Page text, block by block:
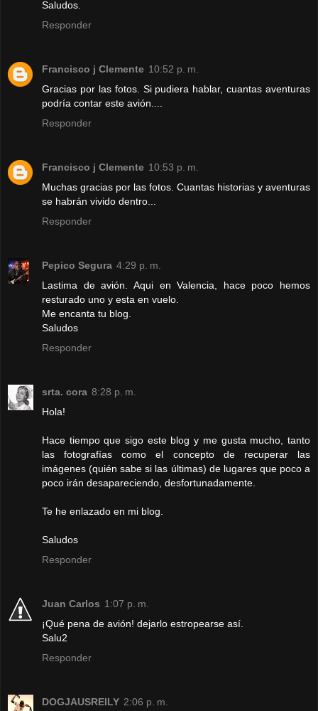
Saludos.
Responder
Francisco j Clemente 10:52 p. m.
Gracias por las fotos. Si pudiera hablar, cuantas aventuras
podría contar este avión....
Responder
Francisco j Clemente 10:53 p. m.
Muchas gracias por las fotos. Cuantas historias y aventuras
se habrán vivido dentro...
Responder
Pepico Segura 4:29 p. m.
Lastima de avión. Aqui en Valencia, hace poco hemos
resturado uno y esta en vuelo.
Me encanta tu blog.
Saludos
Responder
srta. cora 8:28 p. m.
Hola!
Hace tiempo que sigo este blog y me gusta mucho, tanto
las fotografías como el concepto de recuperar las
imágenes (quién sabe si las últimas) de lugares que poco a
poco irán desapareciendo, desfortunadamente.
Te he enlazado en mi blog.
Saludos
Responder
Juan Carlos 1:07 p. m.
¡Qué pena de avión! dejarlo estropearse así.
Salu2
Responder
DOGJAUSREILY 2:06 p. m.